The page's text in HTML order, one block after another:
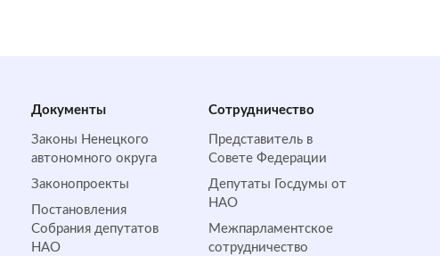
Документы
Законы Ненецкого
автономного округа
Законопроекты
Постановления
Собрания депутатов
НАО
Сотрудничество
Представитель в
Совете Федерации
Депутаты Госдумы от
НАО
Межпарламентское
сотрудничество